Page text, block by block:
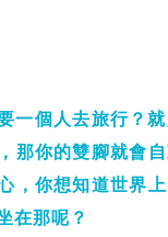
一個人去旅行？
那你的雙腳就會
，你想知道世界
在那呢？